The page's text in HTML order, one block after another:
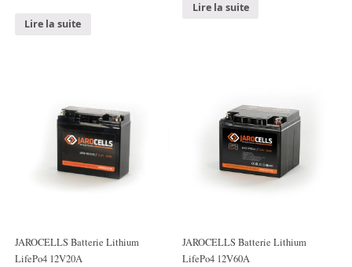
Lire la suite
Lire la suite
JAROCELLS Batterie Lithium
LifePo4 12V20A
JAROCELLS Batterie Lithium
LifePo4 12V60A